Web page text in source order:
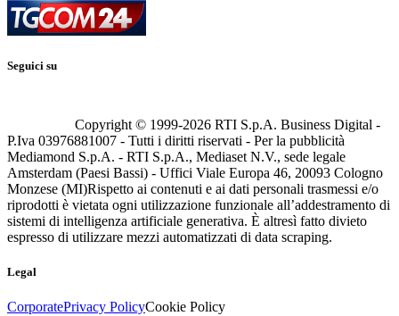
Seguici su
Copyright © 1999-2026 RTI S.p.A. Business Digital -
P.Iva 03976881007 - Tutti i diritti riservati - Per la pubblicità
Mediamond S.p.A. - RTI S.p.A., Mediaset N.V., sede legale
Amsterdam (Paesi Bassi) - Uffici Viale Europa 46, 20093 Cologno
Monzese (MI)Rispetto ai contenuti e ai dati personali trasmessi e/o
riprodotti è vietata ogni utilizzazione funzionale all’addestramento di
sistemi di intelligenza artificiale generativa. È altresì fatto divieto
espresso di utilizzare mezzi automatizzati di data scraping.
Legal
CorporatePrivacy PolicyCookie Policy